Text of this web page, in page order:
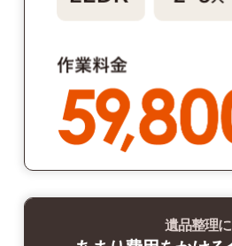
遺品整理に